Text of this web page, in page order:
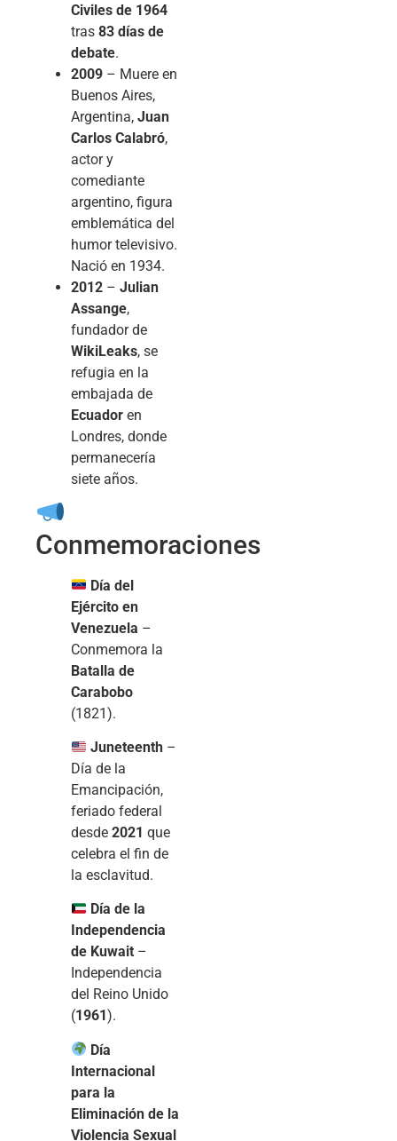
Civiles de 1964
tras 83 días de
debate.
2009 – Muere en
Buenos Aires,
Argentina, Juan
Carlos Calabró,
actor y
comediante
argentino, figura
emblemática del
humor televisivo.
Nació en 1934.
2012 – Julian
Assange,
fundador de
WikiLeaks, se
refugia en la
embajada de
Ecuador en
Londres, donde
permanecería
siete años.
Conmemoraciones
Día del
Ejército en
Venezuela –
Conmemora la
Batalla de
Carabobo
(1821).
Juneteenth –
Día de la
Emancipación,
feriado federal
desde 2021 que
celebra el fin de
la esclavitud.
Día de la
Independencia
de Kuwait –
Independencia
del Reino Unido
(1961).
Día
Internacional
para la
Eliminación de la
Violencia Sexual